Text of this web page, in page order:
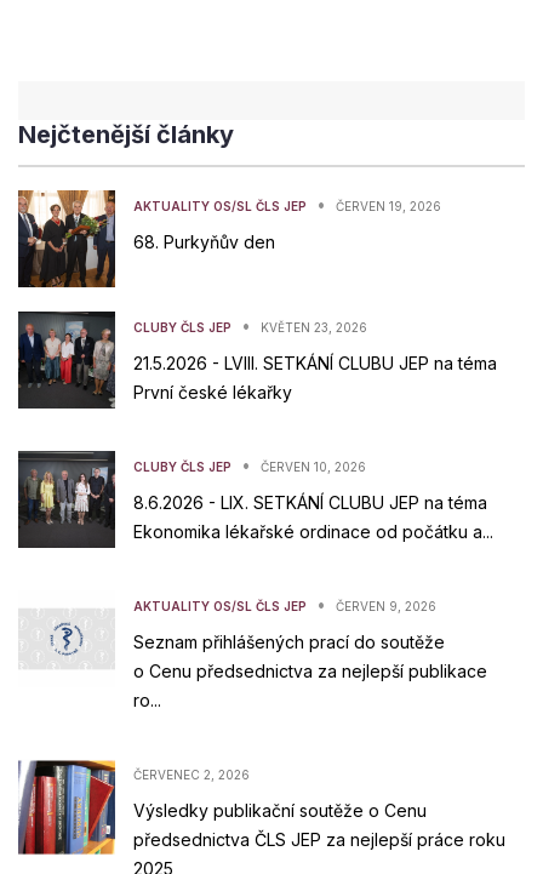
Nejčtenější články
AKTUALITY OS/SL ČLS JEP • ČERVEN 19, 2026
68. Purkyňův den
CLUBY ČLS JEP • KVĚTEN 23, 2026
21.5.2026 - LVIII. SETKÁNÍ CLUBU JEP na téma
První české lékařky
CLUBY ČLS JEP • ČERVEN 10, 2026
8.6.2026 - LIX. SETKÁNÍ CLUBU JEP na téma
Ekonomika lékařské ordinace od počátku a...
AKTUALITY OS/SL ČLS JEP • ČERVEN 9, 2026
Seznam přihlášených prací do soutěže
o Cenu předsednictva za nejlepší publikace
ro...
ČERVENEC 2, 2026
Výsledky publikační soutěže o Cenu
předsednictva ČLS JEP za nejlepší práce roku
2025